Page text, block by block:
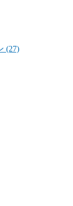
(27)